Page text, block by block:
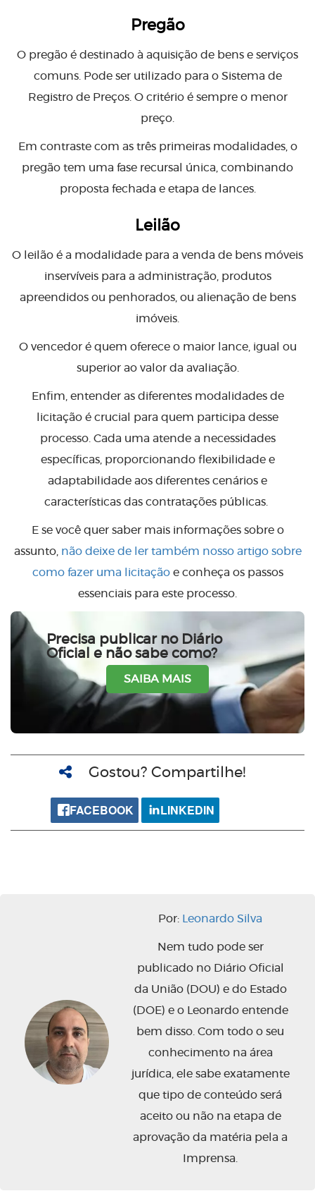
Pregão
O pregão é destinado à aquisição de bens e serviços
comuns. Pode ser utilizado para o Sistema de
Registro de Preços. O critério é sempre o menor
preço.
Em contraste com as três primeiras modalidades, o
pregão tem uma fase recursal única, combinando
proposta fechada e etapa de lances.
Leilão
O leilão é a modalidade para a venda de bens móveis
inservíveis para a administração, produtos
apreendidos ou penhorados, ou alienação de bens
imóveis.
O vencedor é quem oferece o maior lance, igual ou
superior ao valor da avaliação.
Enfim, entender as diferentes modalidades de
licitação é crucial para quem participa desse
processo. Cada uma atende a necessidades
específicas, proporcionando flexibilidade e
adaptabilidade aos diferentes cenários e
características das contratações públicas.
E se você quer saber mais informações sobre o
assunto, não deixe de ler também nosso artigo sobre
como fazer uma licitaçãoe conheça os passos
essenciais para este processo.
Precisa publicar no Diário
Oficial e não sabe como?
SAIBA MAIS
Gostou? Compartilhe!
FACEBOOK LINKEDIN
Por: Leonardo Silva
Nem tudo pode ser
publicado no Diário Oficial
da União (DOU) e do Estado
(DOE) e o Leonardo entende
bem disso. Com todo o seu
conhecimento na área
jurídica, ele sabe exatamente
que tipo de conteúdo será
aceito ou não na etapa de
aprovação da matéria pela a
Imprensa.